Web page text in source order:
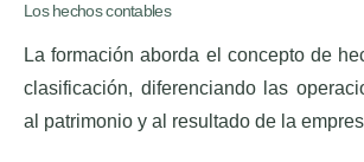
Los hechos contables
La formación aborda el concepto de
clasificación, diferenciando las
al patrimonio y al resultado de la